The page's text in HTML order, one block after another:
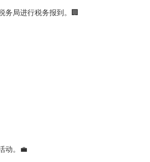
务局进行税务报到。🏢
动。💼